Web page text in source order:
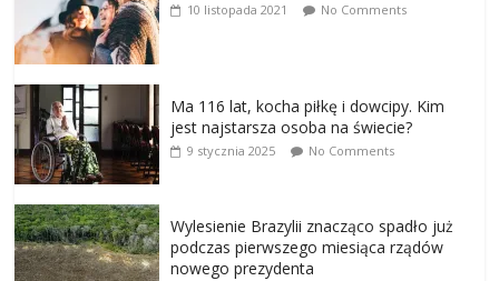
10 listopada 2021 No Comments
Ma 116 lat, kocha piłkę i dowcipy. Kim
jest najstarsza osoba na świecie?
9 stycznia 2025 No Comments
Wylesienie Brazylii znacząco spadło już
podczas pierwszego miesiąca rządów
nowego prezydenta